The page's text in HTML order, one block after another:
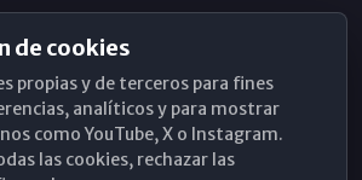
de cookies
propias y de terceros para fines
analíticos y para mostrar
como YouTube, X o Instagram.
las cookies, rechazar las